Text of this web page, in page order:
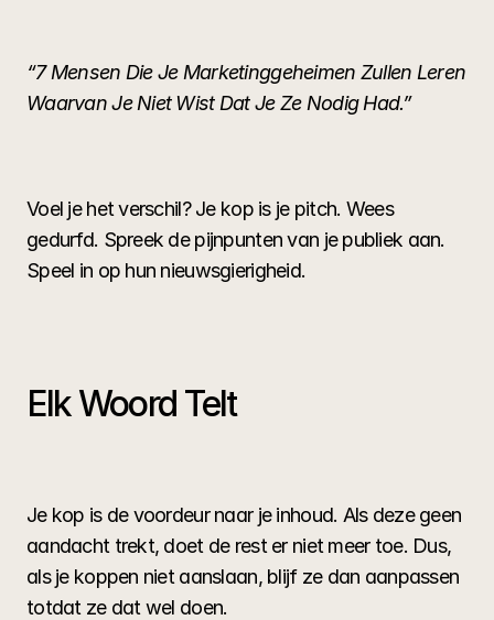
“7 Mensen Die Je Marketinggeheimen Zullen Leren
Waarvan Je Niet Wist Dat Je Ze Nodig Had.”
Voel je het verschil? Je kop is je pitch. Wees
gedurfd. Spreek de pijnpunten van je publiek aan.
Speel in op hun nieuwsgierigheid.
Elk Woord Telt
Je kop is de voordeur naar je inhoud. Als deze geen
aandacht trekt, doet de rest er niet meer toe. Dus,
als je koppen niet aanslaan, blijf ze dan aanpassen
totdat ze dat wel doen.